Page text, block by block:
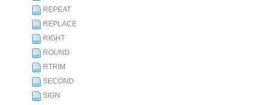
REPEAT
REPLACE
RIGHT
ROUND
RTRIM
SECOND
SIGN